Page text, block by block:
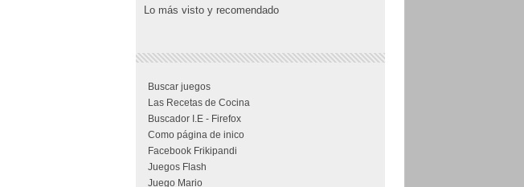
Lo más visto y recomendado
Buscar juegos
Las Recetas de Cocina
Buscador I.E - Firefox
Como página de inico
Facebook Frikipandi
Juegos Flash
Juego Mario